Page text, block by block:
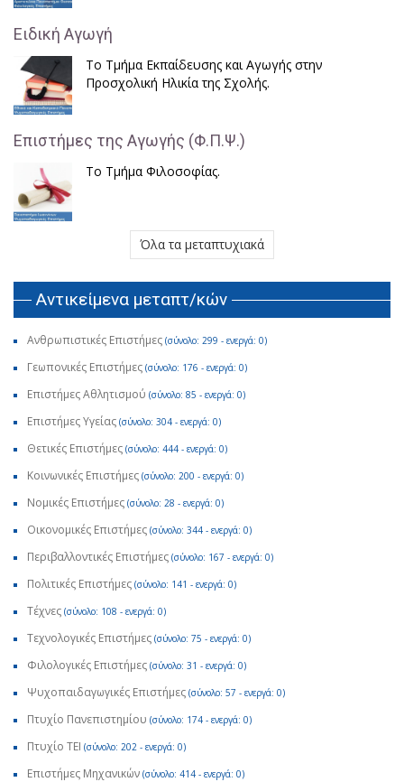
Ειδική Αγωγή
Το Τμήμα Εκπαίδευσης και Αγωγής στην
Προσχολική Ηλικία της Σχολής.
Επιστήμες της Αγωγής (Φ.Π.Ψ.)
Το Τμήμα Φιλοσοφίας.
Όλα τα μεταπτυχιακά
Αντικείμενα μεταπτ/κών
Ανθρωπιστικές Επιστήμες (σύνολο: 299 - ενεργά: 0)
Γεωπονικές Επιστήμες (σύνολο: 176 - ενεργά: 0)
Επιστήμες Αθλητισμού (σύνολο: 85 - ενεργά: 0)
Επιστήμες Υγείας (σύνολο: 304 - ενεργά: 0)
Θετικές Επιστήμες (σύνολο: 444 - ενεργά: 0)
Κοινωνικές Επιστήμες (σύνολο: 200 - ενεργά: 0)
Νομικές Επιστήμες (σύνολο: 28 - ενεργά: 0)
Οικονομικές Επιστήμες (σύνολο: 344 - ενεργά: 0)
Περιβαλλοντικές Επιστήμες (σύνολο: 167 - ενεργά: 0)
Πολιτικές Επιστήμες (σύνολο: 141 - ενεργά: 0)
Τέχνες (σύνολο: 108 - ενεργά: 0)
Τεχνολογικές Επιστήμες (σύνολο: 75 - ενεργά: 0)
Φιλολογικές Επιστήμες (σύνολο: 31 - ενεργά: 0)
Ψυχοπαιδαγωγικές Επιστήμες (σύνολο: 57 - ενεργά: 0)
Πτυχίο Πανεπιστημίου (σύνολο: 174 - ενεργά: 0)
Πτυχίο ΤΕΙ (σύνολο: 202 - ενεργά: 0)
Επιστήμες Μηχανικών (σύνολο: 414 - ενεργά: 0)